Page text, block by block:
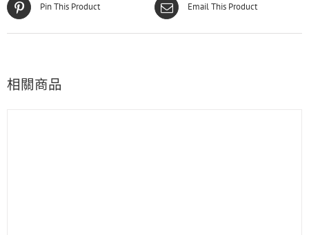
Pin This Product Email This Product
相關商品